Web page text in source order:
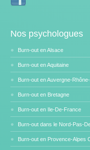
Nos psychologues
Burn-out en Alsace
Burn-out en Aquitaine
Burn-out en Auvergne-
Burn-out en Bretagne
Burn-out en Ile-De-France
Burn-out dans le Nord-Pas-
Burn-out en Provence-Alpes